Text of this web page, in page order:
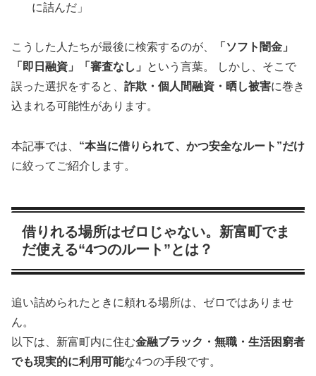
に詰んだ」
こうした人たちが最後に検索するのが、
「ソフト闇金」
「即日融資」「審査なし」
という言葉。 しかし、そこで
誤った選択をすると、 詐欺・個人間融資・晒し被害に巻き
込まれる可能性があります。
本記事では、 “本当に借りられて、かつ安全なルート”だけ
に絞ってご紹介します。
借りれる場所はゼロじゃない。新富町でま
だ使える“4つのルート”とは？
追い詰められたときに頼れる場所は、ゼロではありませ
ん。
以下は、新富町内に住む金融ブラック・無職・生活困窮者
でも現実的に利用可能な4つの手段です。